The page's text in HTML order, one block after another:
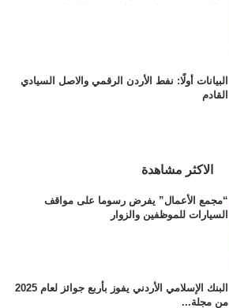
البيانات أولًا: نفط الأردن الرقمي والاصل السيادي
القادم
الاكثر مشاهدة
“مجمع الأعمال” يفرض رسوما على مواقف
السيارات للموظفين والزوار
البنك الإسلامي الأردني يفوز بأربع جوائز لعام 2025
من مجلة...